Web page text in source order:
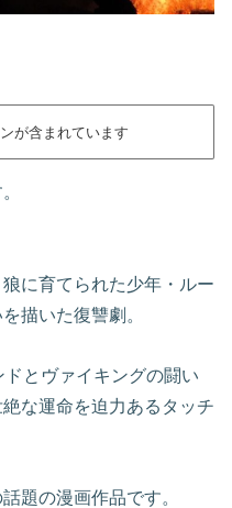
が含まれています
に育てられた少年・ルー
描いた復讐劇。
とヴァイキングの闘い
な運命を迫力あるタッチ
題の漫画作品です。